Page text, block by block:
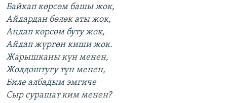
Байкап көрсөм башы жок,
Айдардан бөлөк аты жок,
Аңдап көрсөм буту жок,
Айдап жүргөн киши жок.
Жарышканы күн менен,
Жолдоштугу түн менен,
Биле албадым эмгиче
Сыр сурашат ким менен?